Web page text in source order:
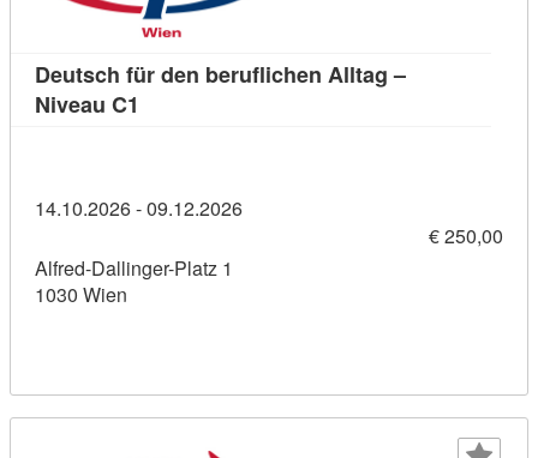
Deutsch für den beruflichen Alltag –
Niveau C1
14.10.2026 - 09.12.2026
€ 250,00
Alfred-Dallinger-Platz 1
1030 Wien